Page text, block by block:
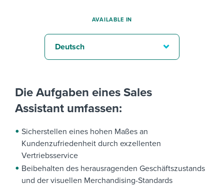
Die Aufgaben eines Sales
Assistant umfassen:
Sicherstellen eines hohen Maßes an
Kundenzufriedenheit durch exzellenten
Vertriebsservice
Beibehalten des herausragenden Geschäftszustands
und der visuellen Merchandising-Standards
AVAILABLE IN
Deutsch